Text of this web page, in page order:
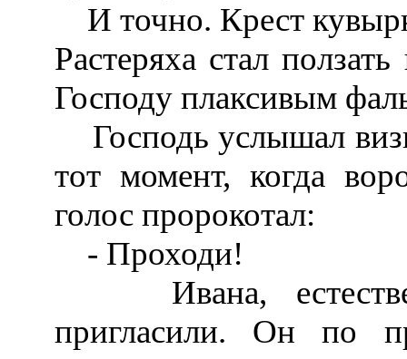
И точно. Крест
Растеряха стал
Господу плаксивым
Господь услышал
тот момент, когда
голос пророкотал:
- Проходи!
Ивана,
пригласили. Он по